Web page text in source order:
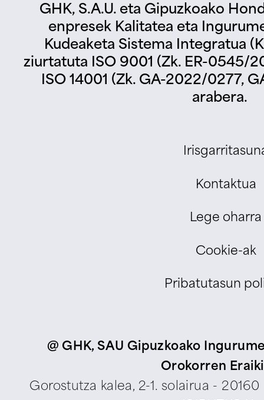
GHK, S.A.U. eta Gipuzkoako
enpresek Kalitatea eta
Kudeaketa Sistema Integratua
ziurtatuta ISO 9001 (Zk. ER-0545/
ISO 14001 (Zk. GA-2022/0277,
arabera.
Kontaktua
Lege oharra
Cookie-ak
Pribatutasun
@ GHK, SAU Gipuzkoako
Orokorren
Gorostutza kalea, 2-1. solairua -